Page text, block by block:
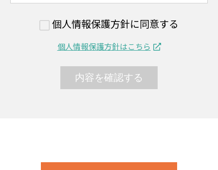
個人情報保護方針に同意する
個人情報保護方針はこちら